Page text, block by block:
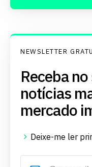
NEWSLETTER
Receba
notícias
mercado
Deixe-me ler